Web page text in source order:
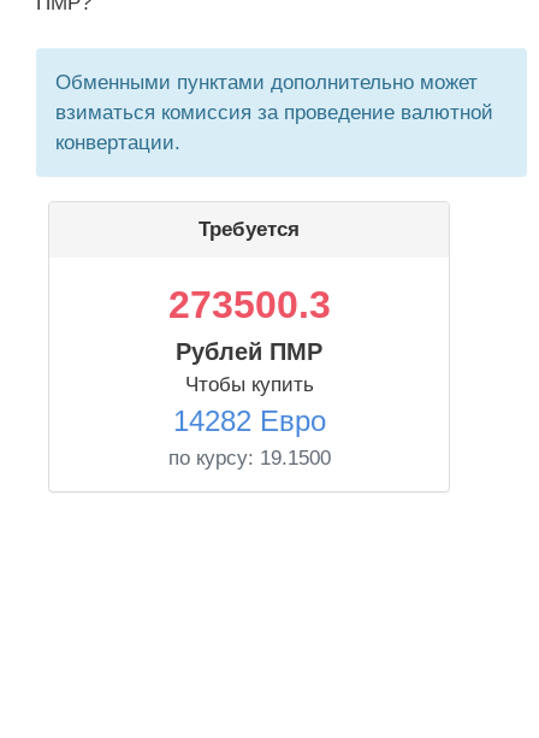
Обменными пунктами дополнительно может
взиматься комиссия за проведение валютной
конвертации.
Требуется
273500.3
Рублей ПМР
Чтобы купить
14282 Евро
по курсу: 19.1500